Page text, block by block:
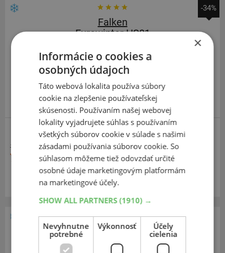
-34%
Falken
Eurowinter HS01
195 R15
113,88 €
75,50 €
Momentálne nedostupné
Falken
Eurowinter HS02
×
Informácie o cookies a
osobných údajoch
Táto webová lokalita používa súbory
cookie na zlepšenie používateľskej
skúsenosti. Používaním našej webovej
lokality vyjadrujete súhlas s používaním
všetkých súborov cookie v súlade s našimi
zásadami používania súborov cookie. So
súhlasom môžeme tiež odovzdať určité
osobné údaje marketingovým platformám
na marketingové účely.
SHOW ALL PARTNERS(1910) →
Nevyhnutne
potrebné
Výkonnosť
Účely
cielenia